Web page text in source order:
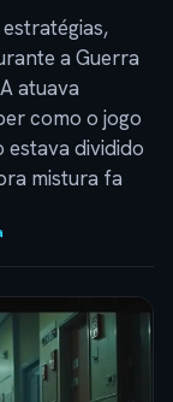
a Guerra
atuava
como o jogo
dividido
mistura fa